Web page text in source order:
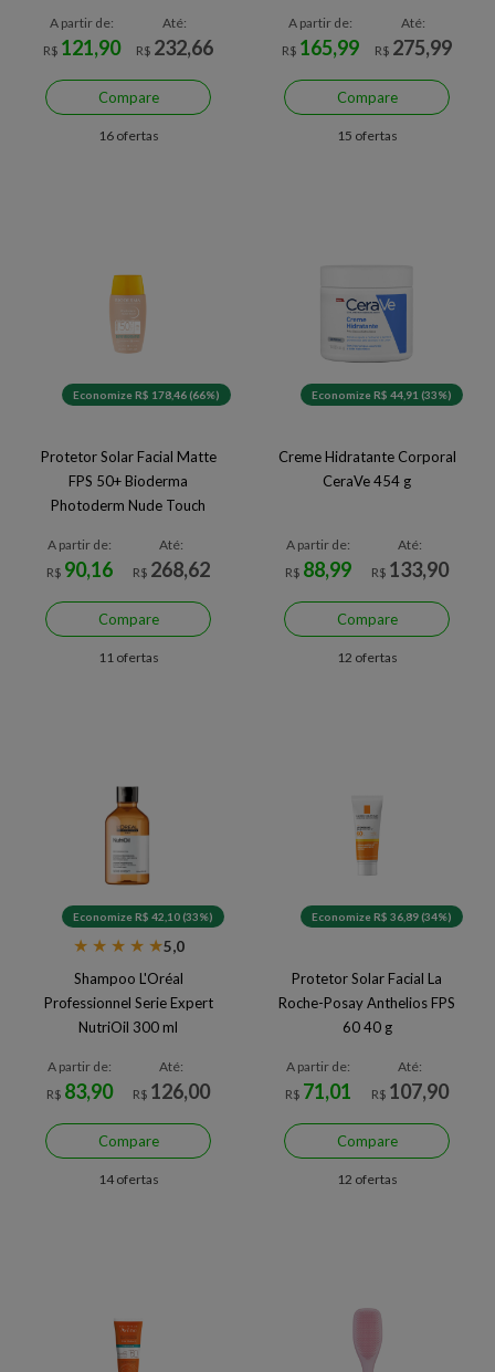
A partir de:
R$ 121,90
Até:
R$ 232,66
Compare
16 ofertas
A partir de:
R$ 165,99
Até:
R$ 275,99
Compare
15 ofertas
Economize R$ 178,46 (66%)
Protetor Solar Facial Matte
FPS 50+ Bioderma
Photoderm Nude Touch
A partir de:
R$ 90,16
Até:
R$ 268,62
Compare
11 ofertas
Economize R$ 44,91 (33%)
Creme Hidratante Corporal
CeraVe 454 g
A partir de:
R$ 88,99
Até:
R$ 133,90
Compare
12 ofertas
Economize R$ 42,10 (33%)
★ ★ ★ ★ ★5,0
Shampoo L'Oréal
Professionnel Serie Expert
NutriOil 300 ml
A partir de:
R$ 83,90
Até:
R$ 126,00
Compare
14 ofertas
Economize R$ 36,89 (34%)
Protetor Solar Facial La
Roche-Posay Anthelios FPS
60 40 g
A partir de:
R$ 71,01
Até:
R$ 107,90
Compare
12 ofertas